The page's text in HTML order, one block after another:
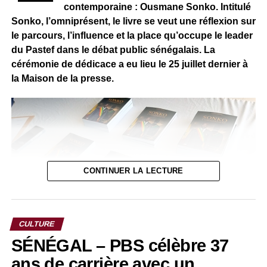
honorer le peuple africain qui regorge de talents dans lle
domaine de la littérature et des arts.
contemporaine : Ousmane Sonko. Intitulé
Sonko, l’omniprésent, le livre se veut une réflexion sur
le parcours, l’influence et la place qu’occupe le leader
du Pastef dans le débat public sénégalais. La
cérémonie de dédicace a eu lieu le 25 juillet dernier à
la Maison de la presse.
Selon son auteur, cet ouvrage « n’est ni un plaidoyer ni un
CONTINUER LA LECTURE
CULTURE
SÉNÉGAL – PBS célèbre 37